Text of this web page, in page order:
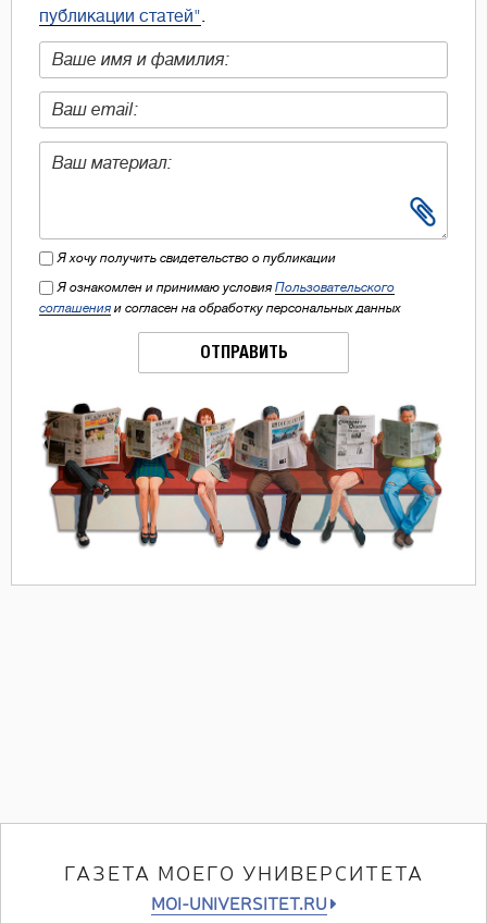
публикации статей"
Я хочу получить свидетельство о публикации
Я ознакомлен и принимаю условия Пользовательского
соглашения и согласен на обработку персональных данных
ОТПРАВИТЬ
ГАЗЕТА МОЕГО УНИВЕРСИТЕТА
MOI-UNIVERSITET.RU